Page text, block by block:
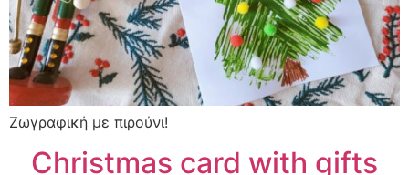
Ζωγραφική με πιρούνι!
Christmas card with gifts